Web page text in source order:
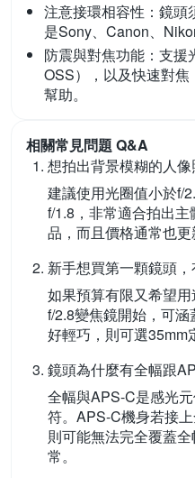
注意接環相容性： 鏡頭
是Sony、Canon、
防震與對焦功能： 支援
OSS），以及快速對
幫助。
相關常見問題 Q&A
想拍出背景模糊的人
建議使用光圈值小於f/
f/1.8，非常適合拍出
品，而且價格通常也更
新手想買第一顆鏡頭
如果預算有限又希望
f/2.8變焦鏡開始，可
好輕巧，則可選35mm
鏡頭為什麼有全幅跟
全幅與APS-C是感光
符。APS-C機身若接
則可能無法完全覆蓋
常。